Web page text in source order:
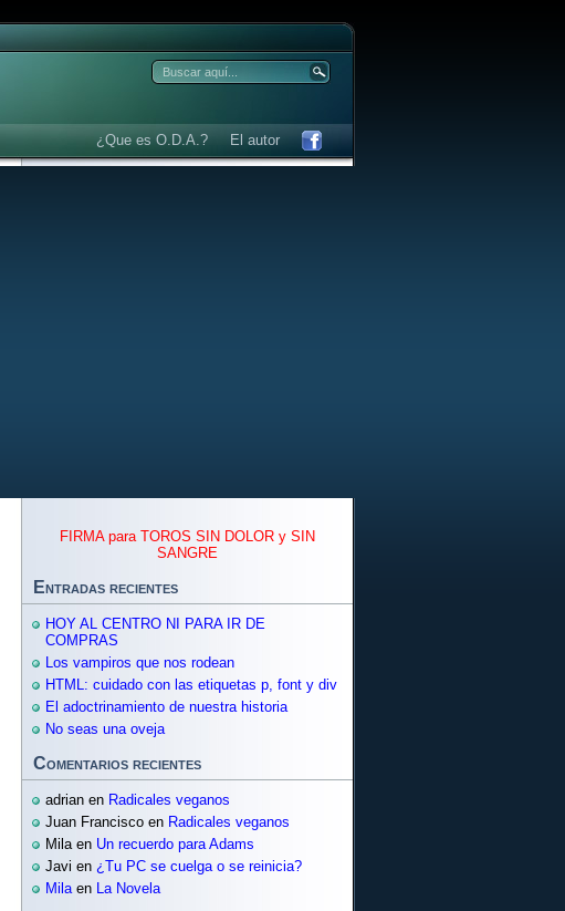
¿Que es O.D.A.? El autor
FIRMA para TOROS SIN DOLOR y SIN
SANGRE
Entradas recientes
HOY AL CENTRO NI PARA IR DE
COMPRAS
Los vampiros que nos rodean
HTML: cuidado con las etiquetas p, font y div
El adoctrinamiento de nuestra historia
No seas una oveja
Comentarios recientes
adrian en Radicales veganos
Juan Francisco en Radicales veganos
Milaen Un recuerdo para Adams
Javi en ¿Tu PC se cuelga o se reinicia?
Milaen La Novela